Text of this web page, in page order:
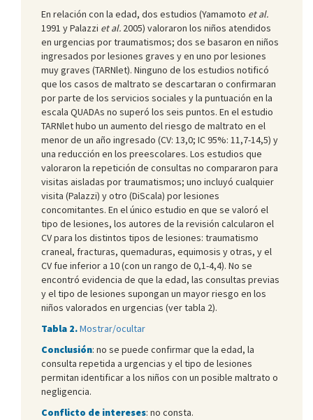
En relación con la edad, dos estudios (Yamamoto et al.
1991 y Palazzi et al. 2005) valoraron los niños atendidos
en urgencias por traumatismos; dos se basaron en niños
ingresados por lesiones graves y en uno por lesiones
muy graves (TARNlet). Ninguno de los estudios notificó
que los casos de maltrato se descartaran o confirmaran
por parte de los servicios sociales y la puntuación en la
escala QUADAs no superó los seis puntos. En el estudio
TARNlet hubo un aumento del riesgo de maltrato en el
menor de un año ingresado (CV: 13,0; IC 95%: 11,7-14,5) y
una reducción en los preescolares. Los estudios que
valoraron la repetición de consultas no compararon para
visitas aisladas por traumatismos; uno incluyó cualquier
visita (Palazzi) y otro (DiScala) por lesiones
concomitantes. En el único estudio en que se valoró el
tipo de lesiones, los autores de la revisión calcularon el
CV para los distintos tipos de lesiones: traumatismo
craneal, fracturas, quemaduras, equimosis y otras, y el
CV fue inferior a 10 (con un rango de 0,1-4,4). No se
encontró evidencia de que la edad, las consultas previas
y el tipo de lesiones supongan un mayor riesgo en los
niños valorados en urgencias (ver tabla 2).
Tabla 2.Mostrar/ocultar
Conclusión: no se puede confirmar que la edad, la
consulta repetida a urgencias y el tipo de lesiones
permitan identificar a los niños con un posible maltrato o
negligencia.
Conflicto de intereses: no consta.